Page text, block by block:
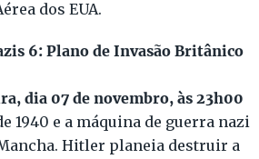
dos EUA.
6: Plano de Invasão Britânico
dia 07 de novembro, às 23h00
1940 e a máquina de guerra nazi
Hitler planeia destruir a